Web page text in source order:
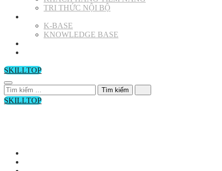
TRI THỨC NỘI BỘ
K-BASE
KNOWLEDGE BASE
SKILLTOP
Tìm
kiếm
cho:
SKILLTOP